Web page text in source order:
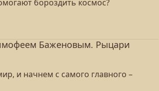
бороздить космос?
Баженовым. Рыцари
и начнем с самого главного –